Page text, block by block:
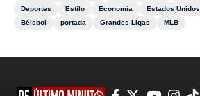
Deportes
Estilo Economía Estados Unidos
Béisbol
portada Grandes Ligas MLB